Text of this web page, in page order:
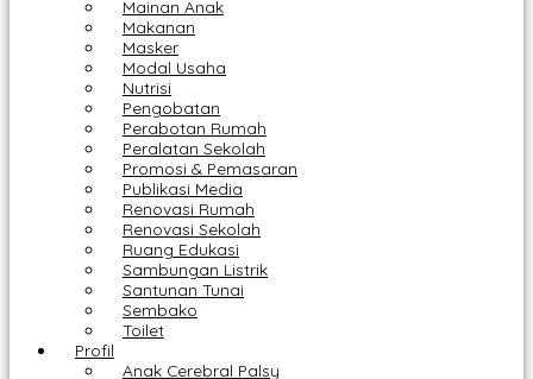
Mainan Anak
Makanan
Masker
Modal Usaha
Nutrisi
Pengobatan
Perabotan Rumah
Peralatan Sekolah
Promosi & Pemasaran
Publikasi Media
Renovasi Rumah
Renovasi Sekolah
Ruang Edukasi
Sambungan Listrik
Santunan Tunai
Sembako
Toilet
Profil
Anak Cerebral Palsy